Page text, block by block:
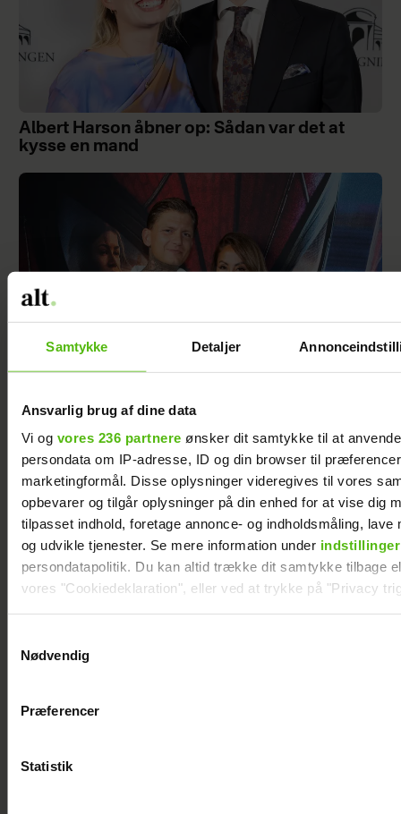
Samtykke Detaljer
Ansvarlig brug af dine data
Vi og vores 236 partnere ønsker dit samtykke til at
persondata om IP-adresse, ID og din browser til
marketingformål. Disse oplysninger videregives til vores
opbevarer og tilgår oplysninger på din enhed for at vise dig
tilpasset indhold, foretage annonce- og indholdsmåling, lave
og udvikle tjenester. Se mere information under indstillinger
persondatapolitik. Du kan altid trække dit samtykke tilbage
vores "Cookiedeklaration", eller ved at trykke på "Privacy
Vi anvender egne cookies og cookies fra tredjeparter til at
generere statistik og huske dine præferencer samt til brug
Nødvendig
Præferencer
Statistik
Albert Harson åbner op: Sådan var det at
kysse en mand
Efter lang pause: Nu bryder Jackie Navarro
tavsheden med stor afsløring